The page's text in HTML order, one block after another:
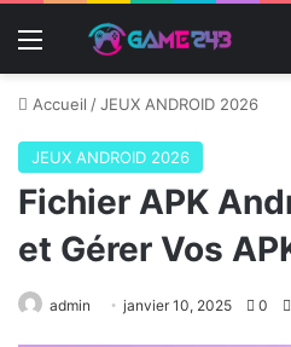
Menu
Accueil /JEUX ANDROID 2026
JEUX ANDROID 2026
Fichier APK
et Gérer Vos
admin janvier 10, 2025 0